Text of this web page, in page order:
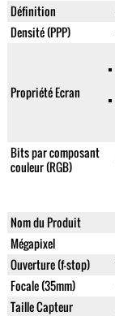
Définition
Densité (PPP)
Propriété Ecran
Bits par composant
couleur (RGB)
Nom du Produit
Mégapixel
Ouverture (f-stop)
Focale (35mm)
Taille Capteur